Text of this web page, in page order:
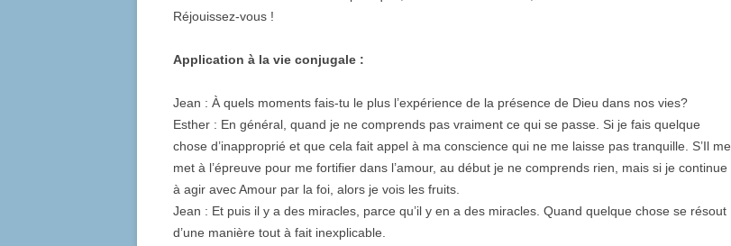
Réjouissez-vous !
Application à la vie conjugale :
Jean : À quels moments fais-tu le plus l’expérience de la présence de Dieu dans nos vies?
Esther : En général, quand je ne comprends pas vraiment ce qui se passe. Si je fais quelque
chose d’inapproprié et que cela fait appel à ma conscience qui ne me laisse pas tranquille. S’Il me
met à l’épreuve pour me fortifier dans l’amour, au début je ne comprends rien, mais si je continue
à agir avec Amour par la foi, alors je vois les fruits.
Jean : Et puis il y a des miracles, parce qu’il y en a des miracles. Quand quelque chose se résout
d’une manière tout à fait inexplicable.